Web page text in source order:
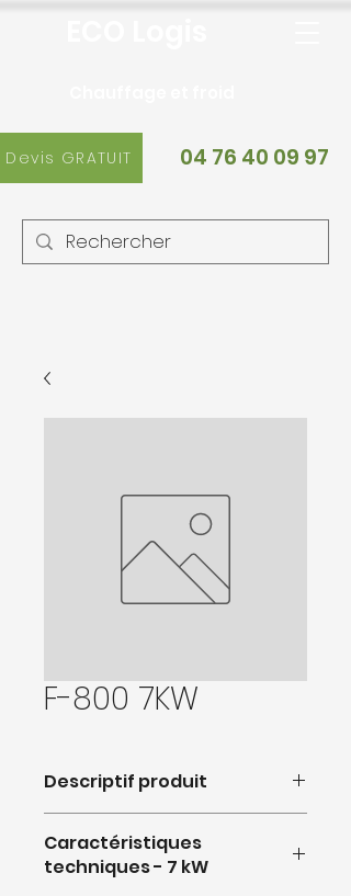
Devis GRATUIT 04 76 40 09 97
F-800 7KW
Descriptif produit
Caractéristiques
techniques - 7 kW